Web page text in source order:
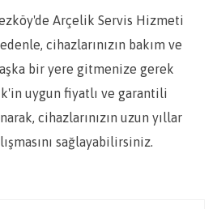
Arçelik Servis Hizmeti
cihazlarınızın bakım ve
bir yere gitmenize gerek
uygun fiyatlı ve garantili
cihazlarınızın uzun yıllar
sağlayabilirsiniz.